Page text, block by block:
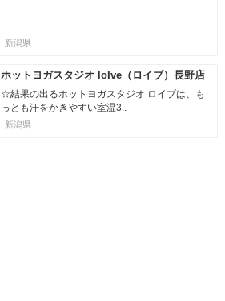
新潟県
ホットヨガスタジオ loIve（ロイブ）長野店
☆結果の出るホットヨガスタジオ ロイブは、も
っとも汗をかきやすい室温3..
新潟県